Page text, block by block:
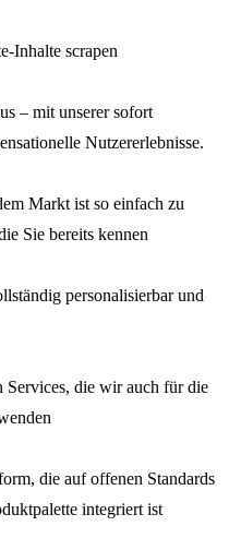
Inhalte scrapen
– mit unserer sofort
Nutzererlebnisse.
Markt ist so einfach zu
Sie bereits kennen
personalisierbar und
Services, die wir auch für die
die auf offenen Standards
integriert ist